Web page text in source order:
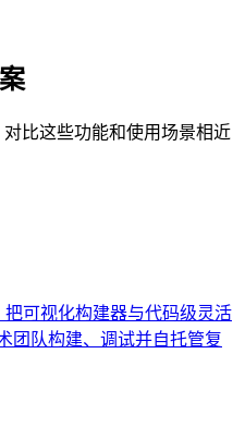
比这些功能和使用场景相近
可视化构建器与代码级灵活
团队构建、调试并自托管复